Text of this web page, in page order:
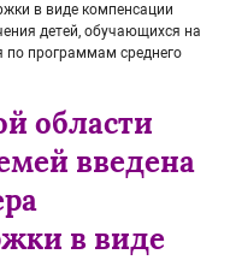
в виде компенсации
детей, обучающихся на
по программам среднего
области
введена
в виде